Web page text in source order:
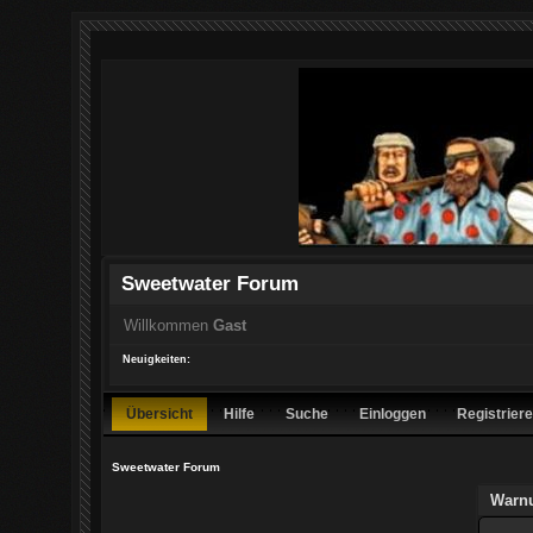
Sweetwater Forum
Willkommen Gast
Neuigkeiten:
Übersicht Hilfe Suche Einloggen
Sweetwater Forum